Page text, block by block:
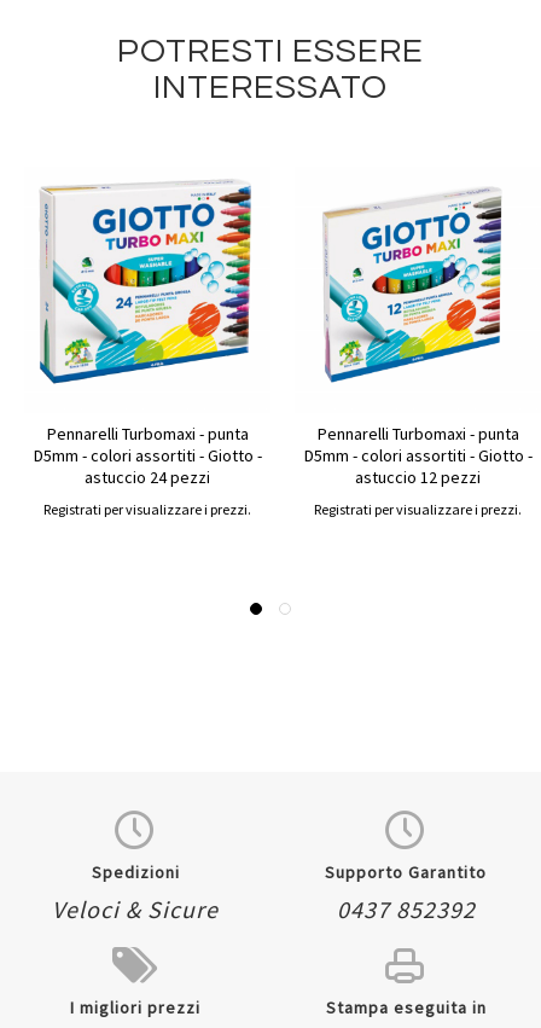
POTRESTI ESSERE
INTERESSATO
Pennarelli Turbomaxi - punta
D5mm - colori assortiti - Giotto -
astuccio 24 pezzi
Registrati per visualizzare i prezzi.
Pennarelli Turbomaxi - punta
D5mm - colori assortiti - Giotto -
astuccio 12 pezzi
Registrati per visualizzare i prezzi.
Spedizioni
Veloci & Sicure
Supporto Garantito
0437 852392
I migliori prezzi Stampa eseguita in